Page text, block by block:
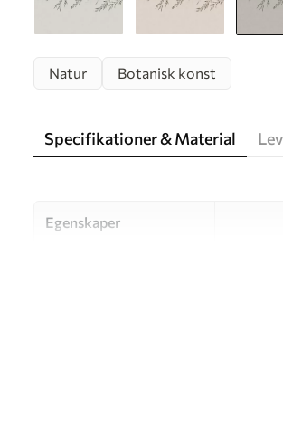
Natur Botanisk konst
Specifikationer & Material
Egenskaper